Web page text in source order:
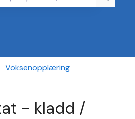
Voksenopplæring
- kladd /